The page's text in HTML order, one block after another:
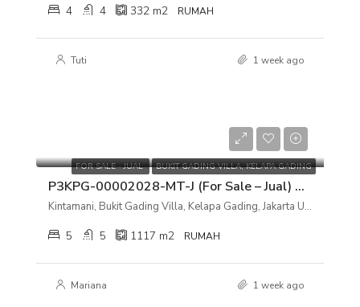
4 4 332 m2 RUMAH
Tuti 1 week ago
FOR SALE - JUAL BUKIT GADING VILLA, KELAPA GADING
P3KPG-00002028-MT-J (For Sale – Jual) Rumah Kintamani, Bukit Gading Villa, Kelapa Gading, Jakarta Utara
Kintamani, Bukit Gading Villa, Kelapa Gading, Jakarta Utara
5 5 1117 m2 RUMAH
Mariana 1 week ago